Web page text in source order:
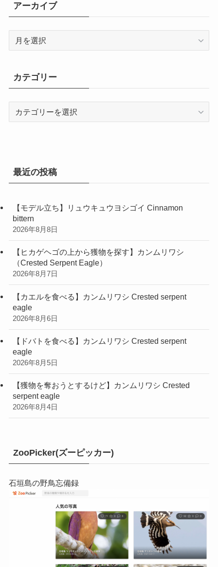
アーカイブ
ブ
カテゴリー
最近の投稿
【モデル立ち】リュウキュウヨシゴイ Cinnamon
bittern
2026年8月8日
【ヒカゲヘゴの上から獲物を探す】カンムリワシ
（Crested Serpent Eagle）
2026年8月7日
【カエルを食べる】カンムリワシ Crested serpent
eagle
2026年8月6日
【ドバトを食べる】カンムリワシ Crested serpent
eagle
2026年8月5日
【獲物を奪おうとするけど】カンムリワシ Crested
serpent eagle
2026年8月4日
ZooPicker(ズーピッカー)
石垣島の野鳥忘備録